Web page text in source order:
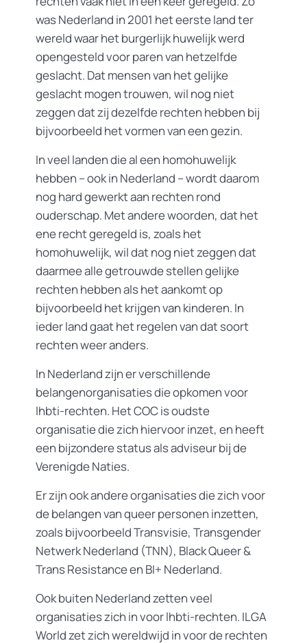
was Nederland in 2001 het eerste land ter
wereld waar het burgerlijk huwelijk werd
opengesteld voor paren van hetzelfde
geslacht. Dat mensen van het gelijke
geslacht mogen trouwen, wil nog niet
zeggen dat zij dezelfde rechten hebben bij
bijvoorbeeld het vormen van een gezin.
In veel landen die al een homohuwelijk
hebben – ook in Nederland – wordt daarom
nog hard gewerkt aan rechten rond
ouderschap. Met andere woorden, dat het
ene recht geregeld is, zoals het
homohuwelijk, wil dat nog niet zeggen dat
daarmee alle getrouwde stellen gelijke
rechten hebben als het aankomt op
bijvoorbeeld het krijgen van kinderen. In
ieder land gaat het regelen van dat soort
rechten weer anders.
In Nederland zijn er verschillende
belangenorganisaties die opkomen voor
lhbti-rechten. Het COC is oudste
organisatie die zich hiervoor inzet, en heeft
een bijzondere status als adviseur bij de
Verenigde Naties.
Er zijn ook andere organisaties die zich voor
de belangen van queer personen inzetten,
zoals bijvoorbeeld Transvisie, Transgender
Netwerk Nederland (TNN), Black Queer &
Trans Resistance en BI+ Nederland.
Ook buiten Nederland zetten veel
organisaties zich in voor lhbti-rechten. ILGA
World zet zich wereldwijd in voor de rechten